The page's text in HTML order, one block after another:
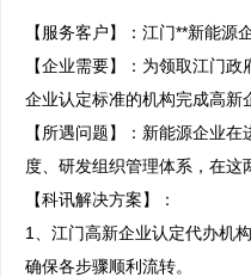
【服务客户】：江门**新能源
【企业需要】：为领取江门
企业认定标准的机构完成高新
【所遇问题】：新能源企业
度、研发组织管理体系，在
【科讯解决方案】：
1、江门高新企业认定代办机
确保各步骤顺利流转。